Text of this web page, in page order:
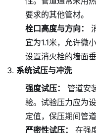
要求的其他管材。
栓口高度与方向：
宜为1.1米，允许微
设置消火栓的墙面垂
系统试压与冲洗
强度试压：
管道安
验。试验压力应为
定值，保压期间管
严密性试压：
在强